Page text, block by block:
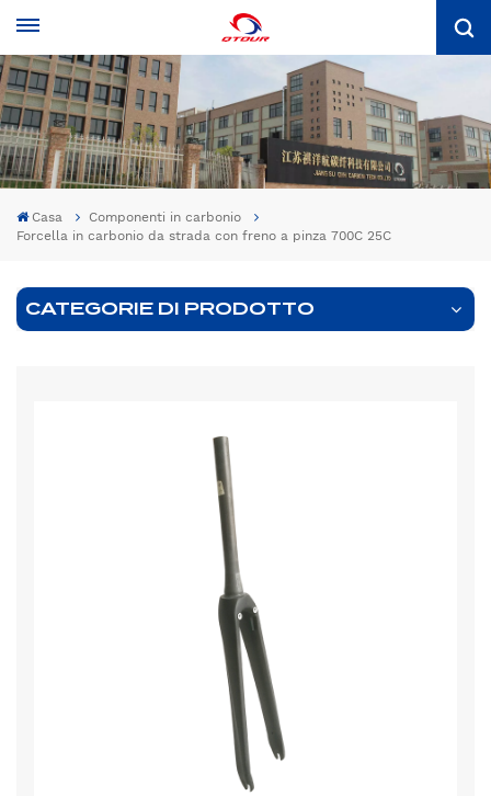
Casa
Componenti in carbonio
Forcella in carbonio da strada con freno a pinza 700C 25C
CATEGORIE DI PRODOTTO